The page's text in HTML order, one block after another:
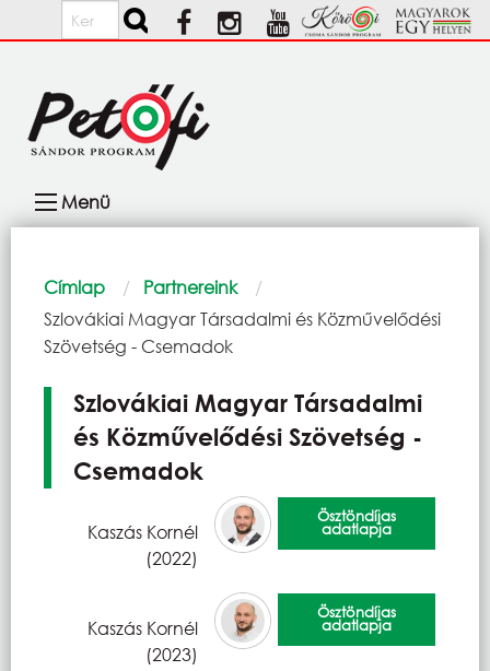
Ugrás a tartalomra
Keresés
navigáció
Menü
Morzsa
Címlap
Partnereink
Current:
Szlovákiai Magyar Társadalmi és Közművelődési
Szövetség - Csemadok
Szlovákiai Magyar Társadalmi
és Közművelődési Szövetség -
Csemadok
Kaszás Kornél
(2022)
Ösztöndíjas
adatlapja
Kaszás Kornél
(2023)
Ösztöndíjas
adatlapja